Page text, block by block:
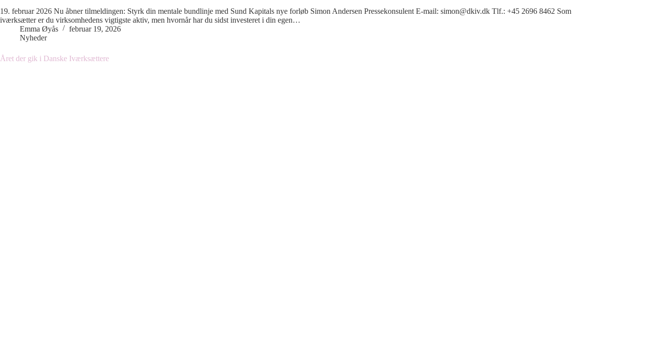
19. februar 2026 Nu åbner tilmeldingen: Styrk din mentale bundlinje med Sund Kapitals nye forløb Simon Andersen Pressekonsulent E-mail: simon@dkiv.dk Tlf.: +45 2696 8462 Som
iværksætter er du virksomhedens vigtigste aktiv, men hvornår har du sidst investeret i din egen…
Emma Øyås
februar 19, 2026
Nyheder
Året der gik i Danske Iværksættere